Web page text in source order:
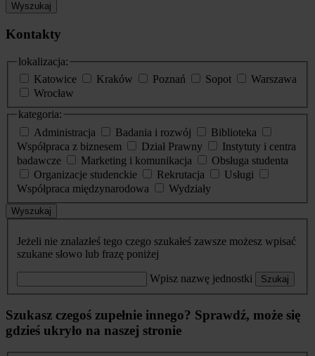
Wyszukaj
Kontakty
lokalizacja:
Katowice
Kraków Poznań Sopot
Warszawa
Wrocław
kategoria:
Administracja
Badania i rozwój
Biblioteka
Współpraca z biznesem
Dział Prawny
Instytuty i centra
badawcze
Marketing i komunikacja
Obsługa studenta
Organizacje studenckie
Rekrutacja
Usługi
Współpraca międzynarodowa
Wydziały
Wyszukaj
Jeżeli nie znalazłeś tego czego szukałeś zawsze możesz wpisać
szukane słowo lub frazę poniżej
Wpisz nazwę jednostki Szukaj
Szukasz czegoś zupełnie innego? Sprawdź, może się
gdzieś ukryło na naszej stronie